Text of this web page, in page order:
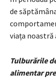
de
viața noastră
Tulburările
alimentar